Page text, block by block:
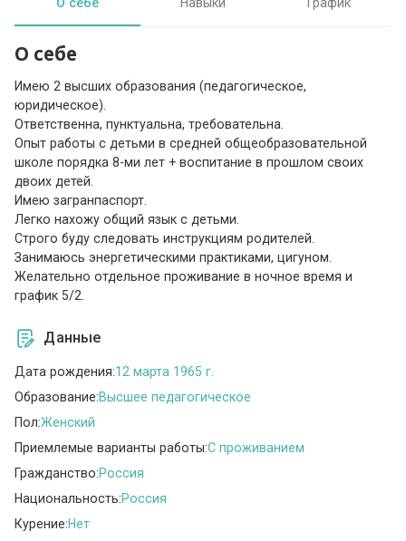
О себе
Имею 2 высших образования (педагогическое,
юридическое).
Ответственна, пунктуальна, требовательна.
Опыт работы с детьми в средней общеобразовательной
школе порядка 8-ми лет + воспитание в прошлом своих
двоих детей.
Имею загранпаспорт.
Легко нахожу общий язык с детьми.
Строго буду следовать инструкциям родителей.
Занимаюсь энергетическими практиками, цигуном.
Желательно отдельное проживание в ночное время и
график 5/2.
Данные
Дата рождения:12 марта 1965 г.
Образование:Высшее педагогическое
Пол:Женский
Приемлемые варианты работы:C проживанием
Гражданство:Россия
Национальность:Россия
Курение:Нет